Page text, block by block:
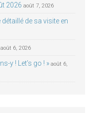
2026 août 7, 2026
détaillé de sa visite en
août 6, 2026
y ! Let’s go ! » août 6,